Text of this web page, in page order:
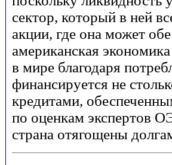
сектор, который в ней
акции, где она может
американская
в мире благодаря
финансируется не
кредитами,
по оценкам экспертов
страна отягощены